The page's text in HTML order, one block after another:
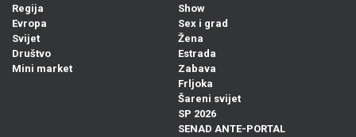
Regija
Evropa
Svijet
Društvo
Mini market
Show
Sex i grad
Žena
Estrada
Zabava
Frljoka
Šareni svijet
SP 2026
SENAD ANTE-PORTAL